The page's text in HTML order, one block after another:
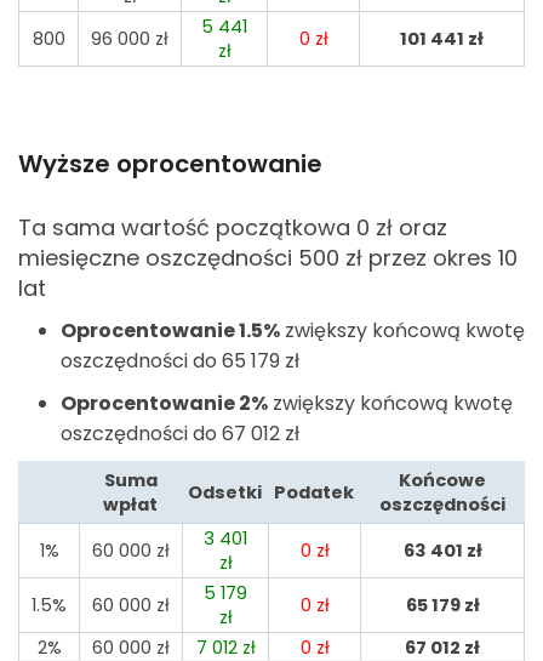
800 96 000 zł
5 441
zł
0 zł 101 441 zł
Wyższe oprocentowanie
Ta sama wartość początkowa 0 zł oraz
miesięczne oszczędności 500 zł przez okres 10
lat
Oprocentowanie 1.5% zwiększy końcową kwotę
oszczędności do 65 179 zł
Oprocentowanie 2% zwiększy końcową kwotę
oszczędności do 67 012 zł
Suma
wpłat
Odsetki Podatek
Końcowe
oszczędności
1%
60 000 zł
3 401
zł
0 zł 63 401 zł
1.5% 60 000 zł
5 179
zł
0 zł 65 179zł
2%
60 000 zł 7 012zł 0 zł 67 012 zł